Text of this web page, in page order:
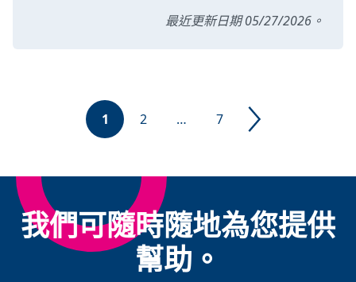
最近更新日期 05/27/2026。
1 2 … 7
我們可隨時隨地為您提供
幫助。